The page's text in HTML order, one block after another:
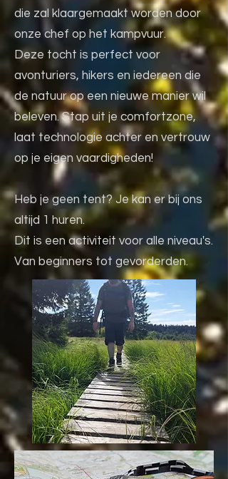
die zal klaargemaakt worden door
onze chef op het kampvuur.
Deze tocht is perfect voor
avonturiers, hikers en iedereen die
de natuur op een nieuwe manier wil
beleven. Stap uit je comfortzone,
laat technologie achter en vertrouw
op je eigen vaardigheden!
Heb je geen tent? Je kan er bij ons
altijd 1 huren.
Dit is een activiteit voor alle niveau's.
Van beginners tot gevorderden.